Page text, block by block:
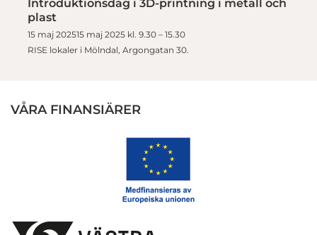
Introduktionsdag i 3D-printning i metall och
plast
15 maj 202515 maj 2025 kl. 9.30 – 15.30
RISE lokaler i Mölndal, Argongatan 30.
VÅRA FINANSIÄRER